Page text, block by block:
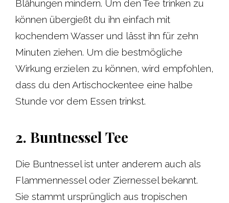
Blähungen mindern. Um den Tee trinken zu
können übergießt du ihn einfach mit
kochendem Wasser und lässt ihn für zehn
Minuten ziehen. Um die bestmögliche
Wirkung erzielen zu können, wird empfohlen,
dass du den Artischockentee eine halbe
Stunde vor dem Essen trinkst.
2. Buntnessel Tee
Die Buntnessel ist unter anderem auch als
Flammennessel oder Ziernessel bekannt.
Sie stammt ursprünglich aus tropischen